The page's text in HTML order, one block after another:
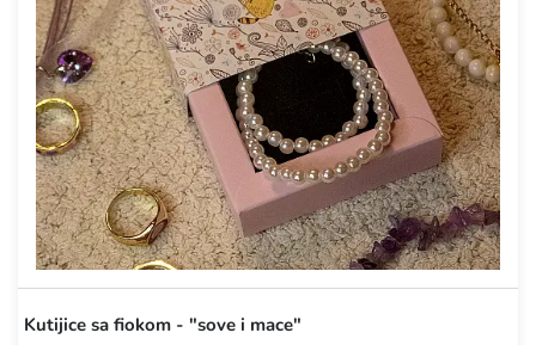
Kutijice sa fiokom - "sove i mace"